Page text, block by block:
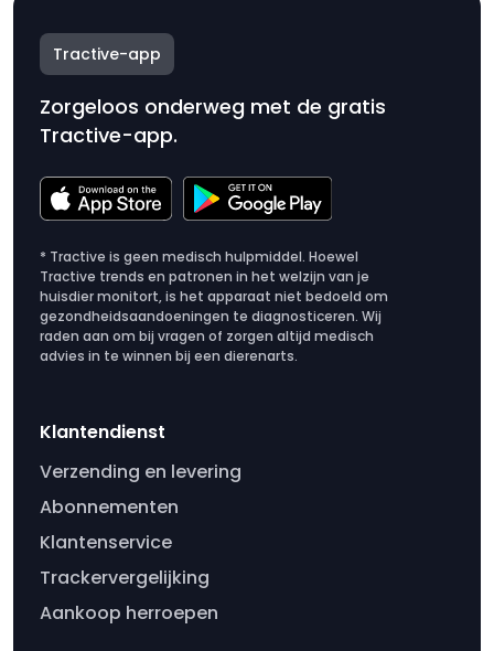
Tractive-app
Zorgeloos onderweg met de gratis
Tractive-app.
* Tractive is geen medisch hulpmiddel. Hoewel
Tractive trends en patronen in het welzijn van je
huisdier monitort, is het apparaat niet bedoeld om
gezondheidsaandoeningen te diagnosticeren. Wij
raden aan om bij vragen of zorgen altijd medisch
advies in te winnen bij een dierenarts.
Klantendienst
Verzending en levering
Abonnementen
Klantenservice
Trackervergelijking
Aankoop herroepen